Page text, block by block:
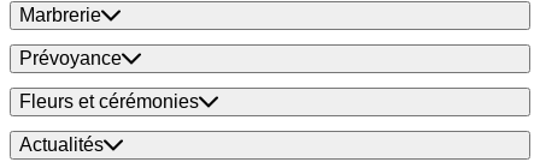
Marbrerie
Prévoyance
Fleurs et cérémonies
Actualités